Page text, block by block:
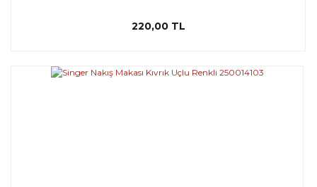
220,00 TL